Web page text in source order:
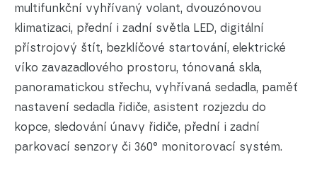
multifunkční vyhřívaný volant, dvouzónovou
klimatizaci, přední i zadní světla LED, digitální
přístrojový štít, bezklíčové startování, elektrické
víko zavazadlového prostoru, tónovaná skla,
panoramatickou střechu, vyhřívaná sedadla, paměť
nastavení sedadla řidiče, asistent rozjezdu do
kopce, sledování únavy řidiče, přední i zadní
parkovací senzory či 360° monitorovací systém.